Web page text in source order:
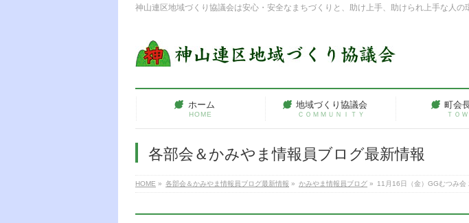
神山連区地域づくり協議会は安心・安全なまちづくりと、助け上手、助けられ上手な人の
ホーム
HOME
地域づくり協議会
ＣＯＭＭＵＮＩＴＹ
町会
ＴＯＷ
各部会＆かみやま情報員ブログ最新情報
HOME » 各部会＆かみやま情報員ブログ最新情報 » かみやま情報員ブログ » 11月16日（金）GGむつみ会